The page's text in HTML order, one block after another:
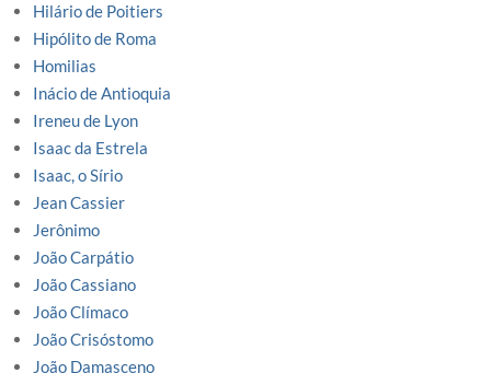
Hilário de Poitiers
Hipólito de Roma
Homilias
Inácio de Antioquia
Ireneu de Lyon
Isaac da Estrela
Isaac, o Sírio
Jean Cassier
Jerônimo
João Carpátio
João Cassiano
João Clímaco
João Crisóstomo
João Damasceno